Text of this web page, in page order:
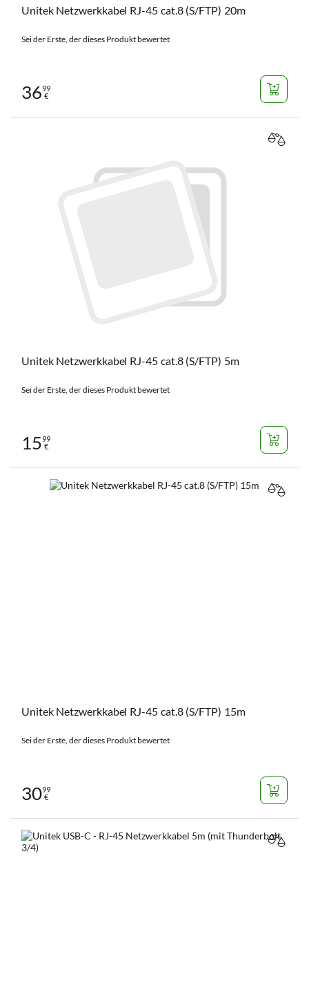
Unitek Netzwerkkabel RJ-45 cat.8 (S/FTP) 20m
Sei der Erste, der dieses Produkt bewertet
3699
€
Unitek Netzwerkkabel RJ-45 cat.8 (S/FTP) 5m
Sei der Erste, der dieses Produkt bewertet
1599
€
Unitek Netzwerkkabel RJ-45 cat.8 (S/FTP) 15m
Sei der Erste, der dieses Produkt bewertet
3099
€